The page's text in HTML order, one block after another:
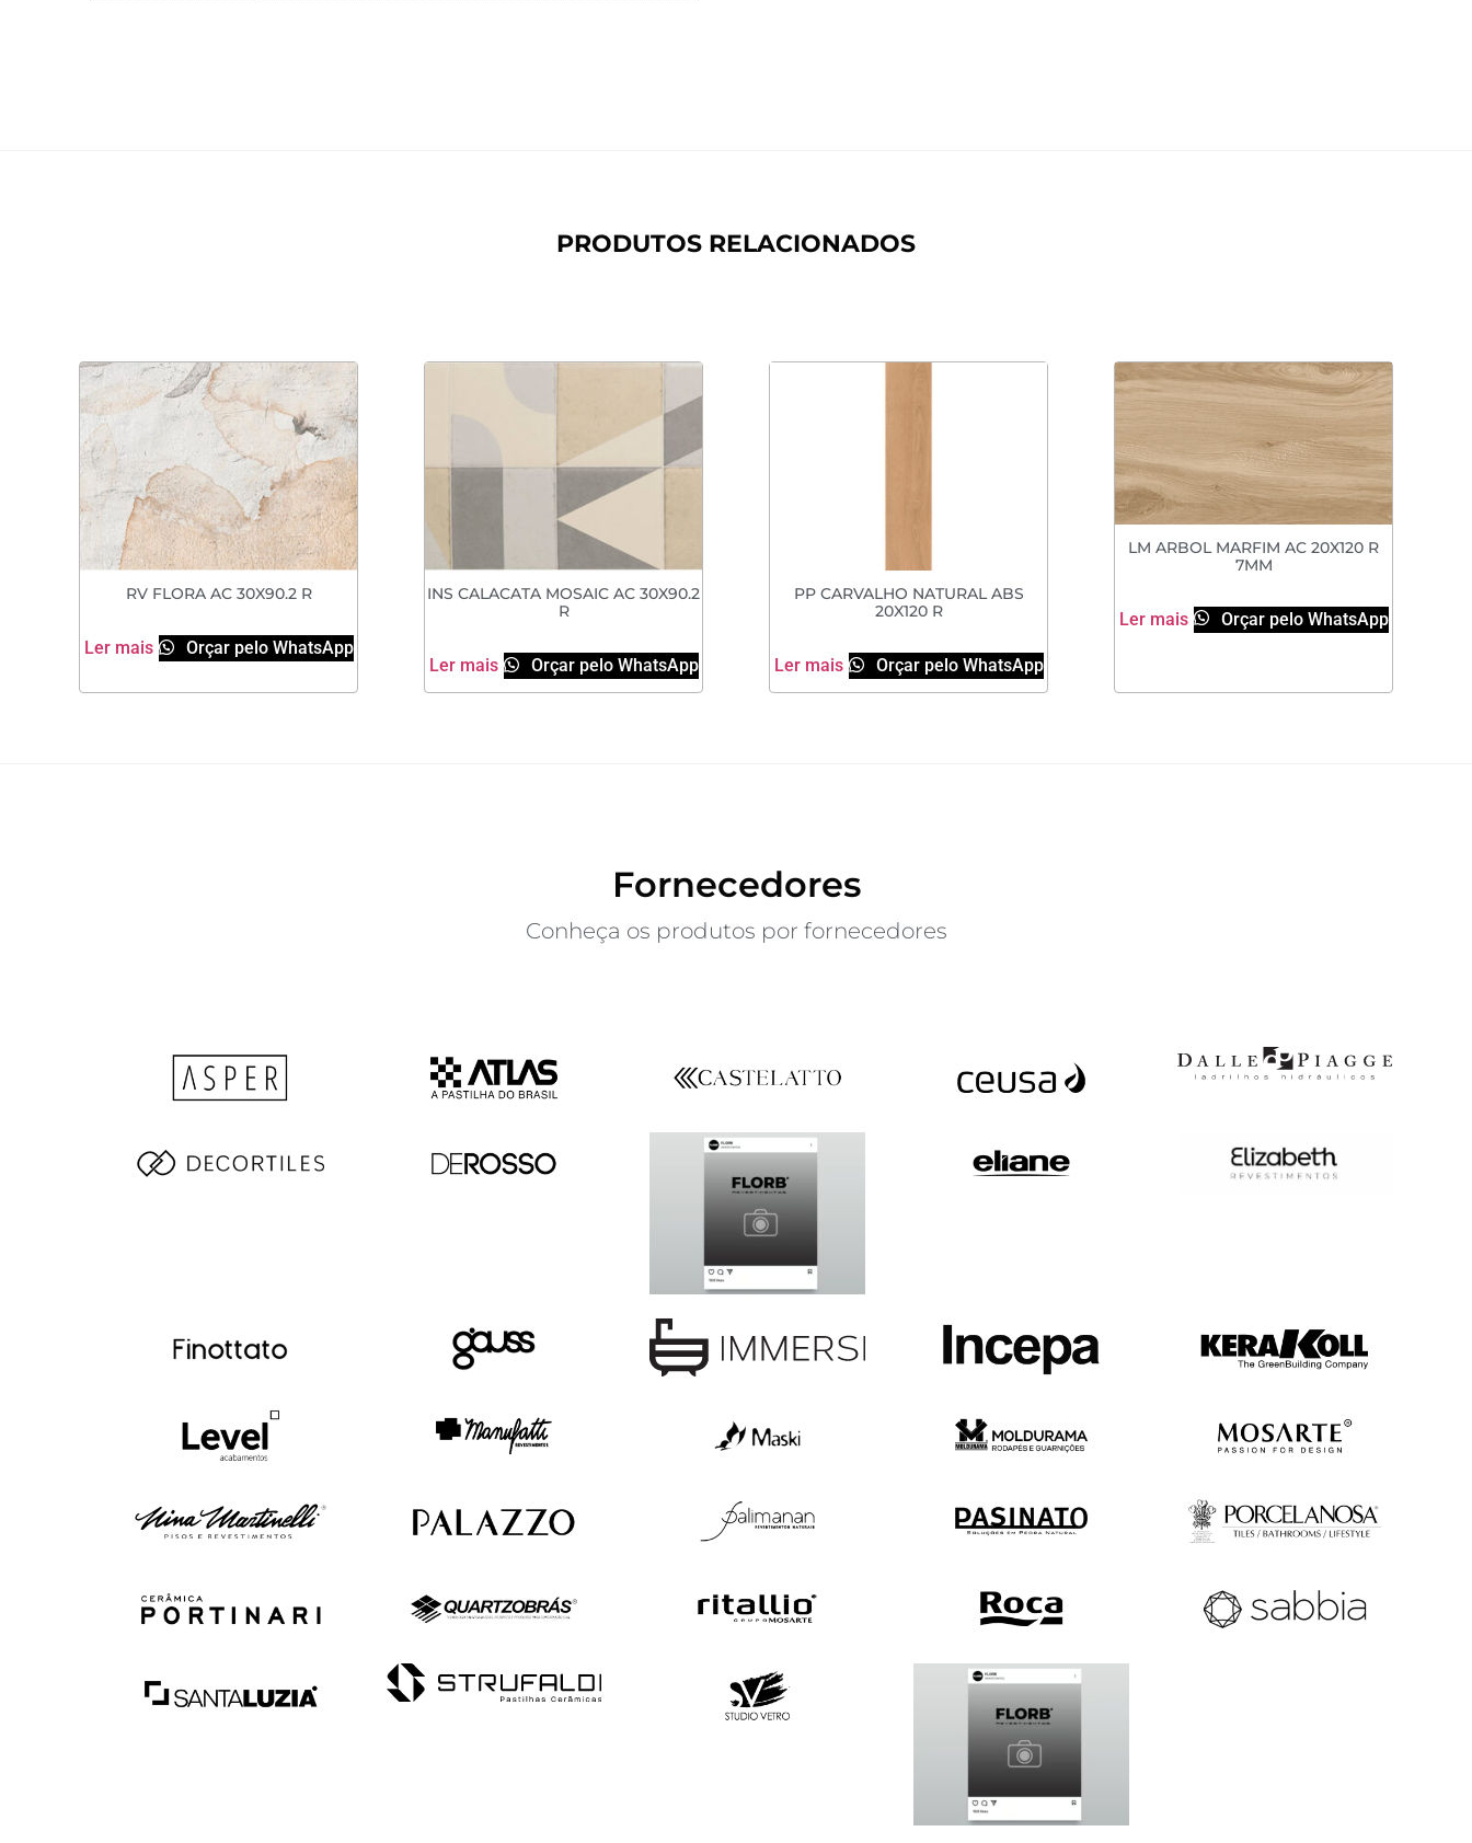
PRODUTOS RELACIONADOS
RV FLORA AC 30X90.2 R
Ler mais Orçar pelo WhatsApp
INS CALACATA MOSAIC AC 30X90.2
R
Ler mais Orçar pelo WhatsApp
PP CARVALHO NATURAL ABS
20X120 R
Ler mais Orçar pelo WhatsApp
LM ARBOL MARFIM AC 20X120 R
7MM
Ler mais Orçar pelo WhatsApp
Fornecedores
Conheça os produtos por fornecedores